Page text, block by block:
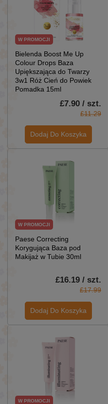
W PROMOCJI
Bielenda Boost Me Up
Colour Drops Baza
Upiększająca do Twarzy
3w1 Róż Cień do Powiek
Pomadka 15ml
£7.90 / szt.
£11.29
Dodaj Do Koszyka
W PROMOCJI
Paese Correcting
Korygująca Baza pod
Makijaż w Tubie 30ml
£16.19 / szt.
£17.99
Dodaj Do Koszyka
W PROMOCJI